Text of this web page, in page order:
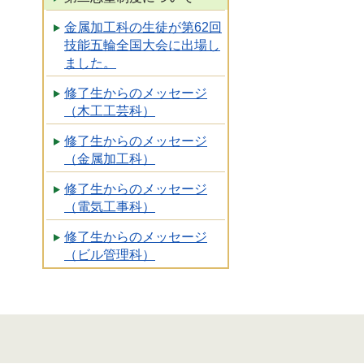
金属加工科の生徒が第62回
技能五輪全国大会に出場し
ました。
修了生からのメッセージ
（木工工芸科）
修了生からのメッセージ
（金属加工科）
修了生からのメッセージ
（電気工事科）
修了生からのメッセージ
（ビル管理科）